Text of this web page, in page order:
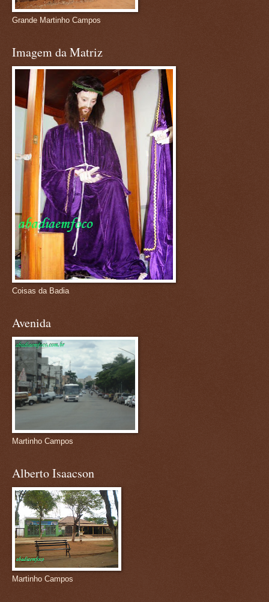
Grande Martinho Campos
Imagem da Matriz
Coisas da Badia
Avenida
Martinho Campos
Alberto Isaacson
Martinho Campos